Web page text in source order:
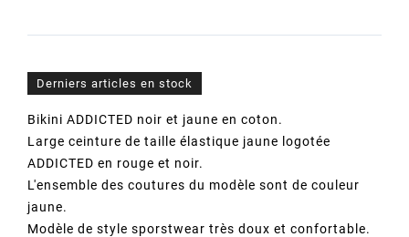
Derniers articles en stock
Bikini ADDICTED noir et jaune en coton.
Large ceinture de taille élastique jaune logotée
ADDICTED en rouge et noir.
L'ensemble des coutures du modèle sont de couleur
jaune.
Modèle de style sporstwear très doux et confortable.